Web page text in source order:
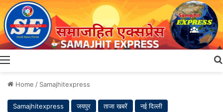
Menu
Home / Samajhitexpress
Samajhitexpress जयपुर ताजा खबरें नई दिल्ली